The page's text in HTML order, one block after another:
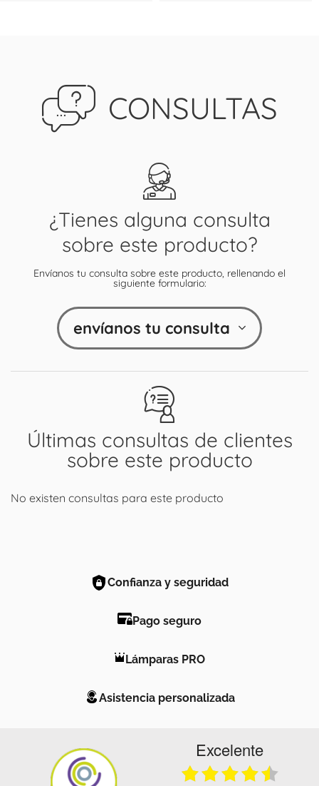
CONSULTAS
Últimas consultas de clientes
sobre este producto
No existen consultas para este producto
¿Tienes alguna consulta
sobre este producto?
Envíanos tu consulta sobre este producto, rellenando el
siguiente formulario:
envíanos tu consulta
Confianza y seguridad
Pago seguro
Lámparas PRO
Asistencia personalizada
Excelente